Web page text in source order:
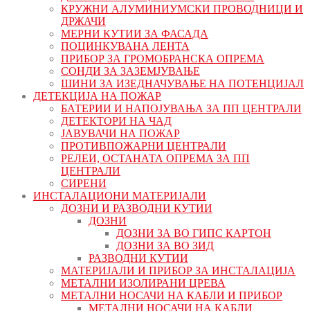
КРУЖНИ АЛУМИНИУМСКИ ПРОВОДНИЦИ И
ДРЖАЧИ
МЕРНИ КУТИИ ЗА ФАСАДА
ПОЦИНКУВАНА ЛЕНТА
ПРИБОР ЗА ГРОМОБРАНСКА ОПРЕМА
СОНДИ ЗА ЗАЗЕМЈУВАЊЕ
ШИНИ ЗА ИЗЕДНАЧУВАЊЕ НА ПОТЕНЦИЈАЛ
ДЕТЕКЦИЈА НА ПОЖАР
БАТЕРИИ И НАПОЈУВАЊА ЗА ПП ЦЕНТРАЛИ
ДЕТЕКТОРИ НА ЧАД
ЈАВУВАЧИ НА ПОЖАР
ПРОТИВПОЖАРНИ ЦЕНТРАЛИ
РЕЛЕИ, ОСТАНАТА ОПРЕМА ЗА ПП
ЦЕНТРАЛИ
СИРЕНИ
ИНСТАЛАЦИОНИ МАТЕРИЈАЛИ
ДОЗНИ И РАЗВОДНИ КУТИИ
ДОЗНИ
ДОЗНИ ЗА ВО ГИПС КАРТОН
ДОЗНИ ЗА ВО ЗИД
РАЗВОДНИ КУТИИ
МАТЕРИЈАЛИ И ПРИБОР ЗА ИНСТАЛАЦИЈА
МЕТАЛНИ ИЗОЛИРАНИ ЦРЕВА
МЕТАЛНИ НОСАЧИ НА КАБЛИ И ПРИБОР
МЕТАЛНИ НОСАЧИ НА КАБЛИ